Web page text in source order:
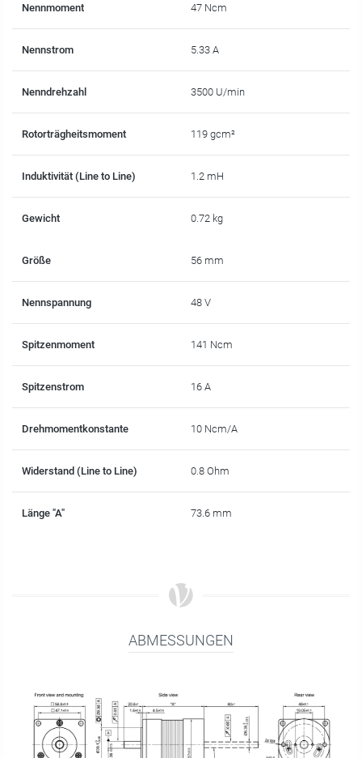
Nennmoment 47 Ncm
Nennstrom 5.33 A
Nenndrehzahl 3500 U/min
Rotorträgheitsmoment 119 gcm²
Induktivität (Line to Line) 1.2 mH
Gewicht 0.72 kg
Größe 56 mm
Nennspannung 48 V
Spitzenmoment 141 Ncm
Spitzenstrom 16 A
Drehmomentkonstante 10 Ncm/A
Widerstand (Line to Line) 0.8 Ohm
Länge "A" 73.6 mm
ABMESSUNGEN